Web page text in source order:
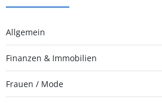
Allgemein
Finanzen & Immobilien
Frauen / Mode